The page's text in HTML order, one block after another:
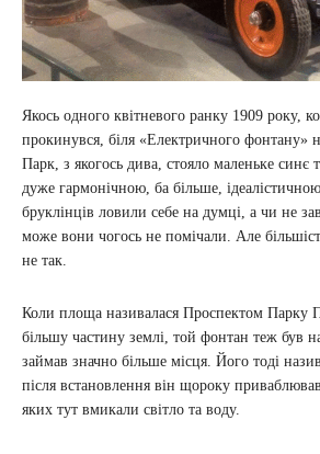
Якось одного квітневого ранку 1909 року,
прокинувся, біля «Електричного фонтану»
Парк, з якогось дива, стояло маленьке синє
дуже гармонічною, ба більше,
бруклінців ловили себе на думці, а чи не
може вони чогось не помічали. Але
не так.
Коли площа називалася Проспектом Парку
більшу частину землі, той фонтан теж був
займав значно більше місця. Його тоді
після встановлення він щороку
яких тут вмикали світло та воду.